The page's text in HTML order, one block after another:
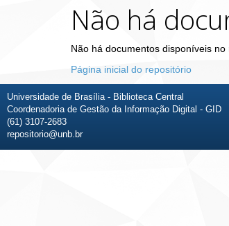
Não há
Não há documentos disponíveis
Página inicial do repositório
Universidade de Brasília - Biblioteca Central
Coordenadoria de Gestão da Informação Digital - GID
(61) 3107-2683
repositorio@unb.br